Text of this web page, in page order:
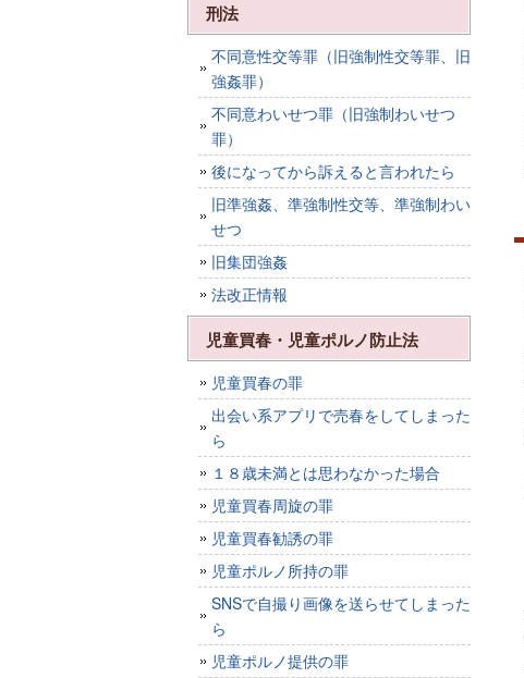
刑法
不同意性交等罪（旧強制性交等罪、旧
強姦罪）
不同意わいせつ罪（旧強制わいせつ
罪）
後になってから訴えると言われたら
旧準強姦、準強制性交等、準強制わい
せつ
旧集団強姦
法改正情報
児童買春・児童ポルノ防止法
児童買春の罪
出会い系アプリで売春をしてしまった
ら
１８歳未満とは思わなかった場合
児童買春周旋の罪
児童買春勧誘の罪
児童ポルノ所持の罪
SNSで自撮り画像を送らせてしまった
ら
児童ポルノ提供の罪